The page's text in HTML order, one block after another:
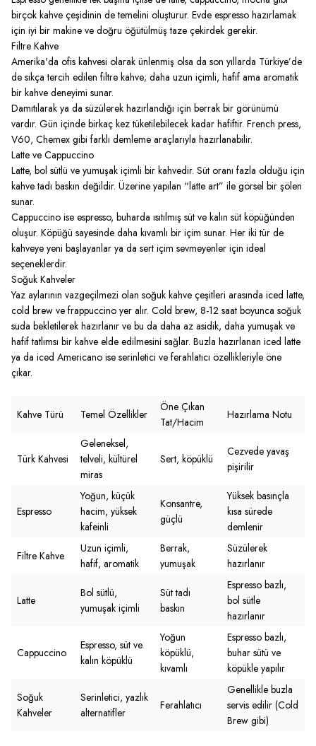
birçok kahve çeşidinin de temelini oluşturur. Evde espresso hazırlamak
için iyi bir makine ve doğru öğütülmüş taze çekirdek gerekir.
Filtre Kahve
Amerika'da ofis kahvesi olarak ünlenmiş olsa da son yıllarda Türkiye’de
de sıkça tercih edilen filtre kahve; daha uzun içimli, hafif ama aromatik
bir kahve deneyimi sunar.
Damıtılarak ya da süzülerek hazırlandığı için berrak bir görünümü
vardır. Gün içinde birkaç kez tüketilebilecek kadar hafiftir. French press,
V60, Chemex gibi farklı demleme araçlarıyla hazırlanabilir.
Latte ve Cappuccino
Latte, bol sütlü ve yumuşak içimli bir kahvedir. Süt oranı fazla olduğu için
kahve tadı baskın değildir. Üzerine yapılan “latte art” ile görsel bir şölen
sunar.
Cappuccino ise espresso, buharda ısıtılmış süt ve kalın süt köpüğünden
oluşur. Köpüğü sayesinde daha kıvamlı bir içim sunar. Her iki tür de
kahveye yeni başlayanlar ya da sert içim sevmeyenler için ideal
seçeneklerdir.
Soğuk Kahveler
Yaz aylarının vazgeçilmezi olan soğuk kahve çeşitleri arasında iced latte,
cold brew ve frappuccino yer alır. Cold brew, 8-12 saat boyunca soğuk
suda bekletilerek hazırlanır ve bu da daha az asidik, daha yumuşak ve
hafif tatlımsı bir kahve elde edilmesini sağlar. Buzla hazırlanan iced latte
ya da iced Americano ise serinletici ve ferahlatıcı özellikleriyle öne
çıkar.
Kahve Türü Temel Özellikler
Öne Çıkan
Tat/Hacim
Hazırlama Notu
Türk Kahvesi
Geleneksel,
telveli, kültürel
miras
Sert, köpüklü
Cezvede yavaş
pişirilir
Espresso
Yoğun, küçük
hacim, yüksek
kafeinli
Konsantre,
güçlü
Yüksek basınçla
kısa sürede
demlenir
Filtre Kahve
Uzun içimli,
hafif, aromatik
Berrak,
yumuşak
Süzülerek
hazırlanır
Latte
Bol sütlü,
yumuşak içimli
Süt tadı
baskın
Espresso bazlı,
bol sütle
hazırlanır
Cappuccino
Espresso, süt ve
kalın köpüklü
Yoğun
köpüklü,
kıvamlı
Espresso bazlı,
buhar sütü ve
köpükle yapılır
Soğuk
Kahveler
Serinletici, yazlık
alternatifler
Ferahlatıcı
Genellikle buzla
servis edilir (Cold
Brew gibi)